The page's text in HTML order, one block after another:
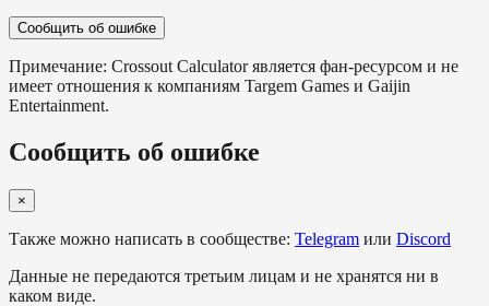
Сообщить об ошибке
Примечание: Crossout Calculator является фан-ресурсом и не
имеет отношения к компаниям Targem Games и Gaijin
Entertainment.
Сообщить об ошибке
×
Также можно написать в сообществе: Telegram или Discord
Данные не передаются третьим лицам и не хранятся ни в
каком виде.